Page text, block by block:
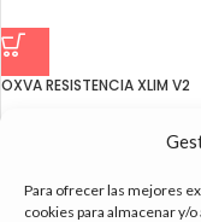
Para ofrecer las mejores
cookies para almacenar y/
OXVA RESISTENCIA XLIM V2